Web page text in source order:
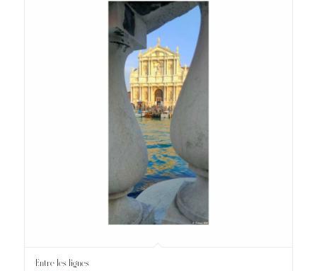
Entre les lignes